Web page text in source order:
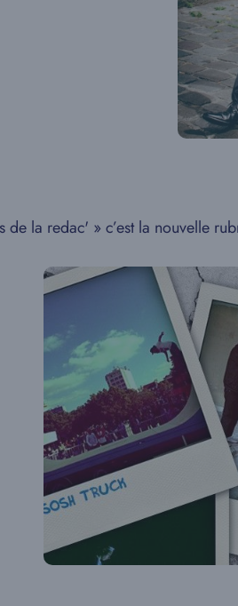
de la redac' » c’est la nouvelle